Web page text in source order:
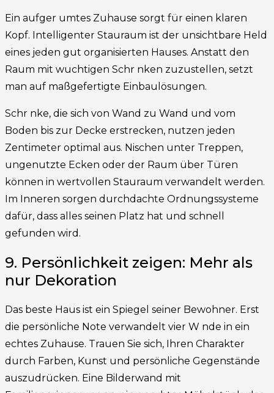
Ein aufger umtes Zuhause sorgt für einen klaren
Kopf. Intelligenter Stauraum ist der unsichtbare Held
eines jeden gut organisierten Hauses. Anstatt den
Raum mit wuchtigen Schr nken zuzustellen, setzt
man auf maßgefertigte Einbaulösungen.
Schr nke, die sich von Wand zu Wand und vom
Boden bis zur Decke erstrecken, nutzen jeden
Zentimeter optimal aus. Nischen unter Treppen,
ungenutzte Ecken oder der Raum über Türen
können in wertvollen Stauraum verwandelt werden.
Im Inneren sorgen durchdachte Ordnungssysteme
dafür, dass alles seinen Platz hat und schnell
gefunden wird.
9. Persönlichkeit zeigen: Mehr als
nur Dekoration
Das beste Haus ist ein Spiegel seiner Bewohner. Erst
die persönliche Note verwandelt vier W nde in ein
echtes Zuhause. Trauen Sie sich, Ihren Charakter
durch Farben, Kunst und persönliche Gegenstände
auszudrücken. Eine Bilderwand mit